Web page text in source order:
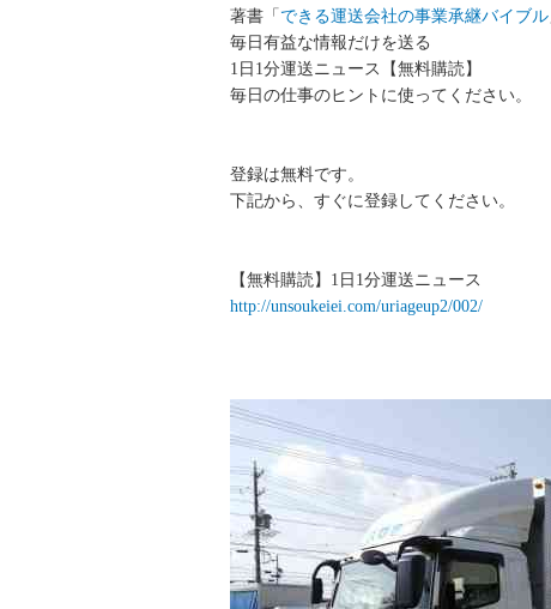
著書「 できる運送会社の事業承継バイブル
毎日有益な情報だけを送る
1日1分運送ニュース【無料購読】
毎日の仕事のヒントに使ってください。
登録は無料です。
下記から、すぐに登録してください。
【無料購読】1日1分運送ニュース
http://unsoukeiei.com/uriageup2/002/